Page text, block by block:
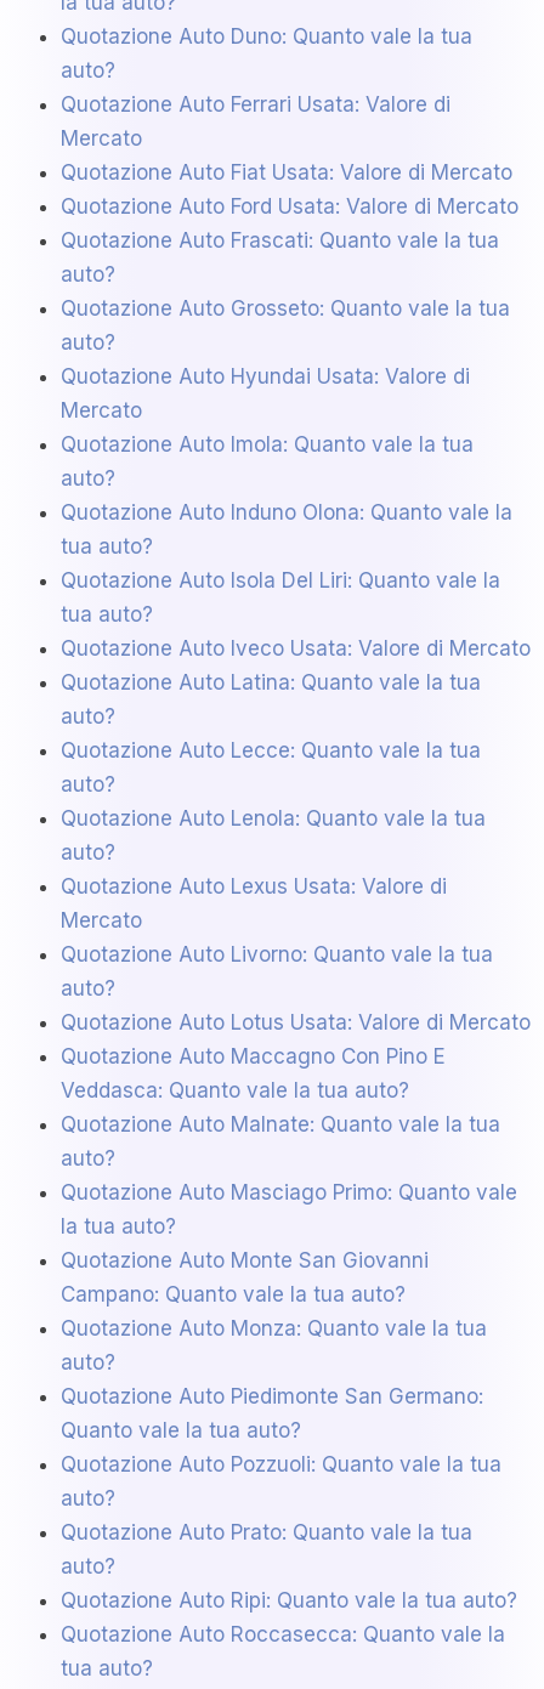
Quotazione Auto Duno: Quanto vale la tua
auto?
Quotazione Auto Ferrari Usata: Valore di
Mercato
Quotazione Auto Fiat Usata: Valore di Mercato
Quotazione Auto Ford Usata: Valore di Mercato
Quotazione Auto Frascati: Quanto vale la tua
auto?
Quotazione Auto Grosseto: Quanto vale la tua
auto?
Quotazione Auto Hyundai Usata: Valore di
Mercato
Quotazione Auto Imola: Quanto vale la tua
auto?
Quotazione Auto Induno Olona: Quanto vale la
tua auto?
Quotazione Auto Isola Del Liri: Quanto vale la
tua auto?
Quotazione Auto Iveco Usata: Valore di Mercato
Quotazione Auto Latina: Quanto vale la tua
auto?
Quotazione Auto Lecce: Quanto vale la tua
auto?
Quotazione Auto Lenola: Quanto vale la tua
auto?
Quotazione Auto Lexus Usata: Valore di
Mercato
Quotazione Auto Livorno: Quanto vale la tua
auto?
Quotazione Auto Lotus Usata: Valore di Mercato
Quotazione Auto Maccagno Con Pino E
Veddasca: Quanto vale la tua auto?
Quotazione Auto Malnate: Quanto vale la tua
auto?
Quotazione Auto Masciago Primo: Quanto vale
la tua auto?
Quotazione Auto Monte San Giovanni
Campano: Quanto vale la tua auto?
Quotazione Auto Monza: Quanto vale la tua
auto?
Quotazione Auto Piedimonte San Germano:
Quanto vale la tua auto?
Quotazione Auto Pozzuoli: Quanto vale la tua
auto?
Quotazione Auto Prato: Quanto vale la tua
auto?
Quotazione Auto Ripi: Quanto vale la tua auto?
Quotazione Auto Roccasecca: Quanto vale la
tua auto?